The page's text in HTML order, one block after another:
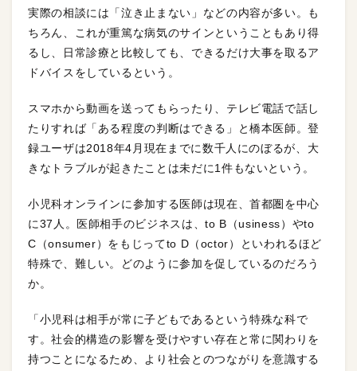
実際の相談には「泣き止まない」などの内容が多い。も
ちろん、これが重篤な病気のサインということもあり得
るし、日常診療と比較しても、できるだけ大事を取るア
ドバイスをしているという。
スマホから動画を送ってもらったり、テレビ電話で話し
たりすれば「ある程度の判断はできる」と橋本医師。登
録ユーザは2018年4月現在までに数千人にのぼるが、大
きなトラブルが起きたことは未だに1件もないという。
小児科オンラインに参加する医師は現在、首都圏を中心
に37人。医師相手のビジネスは、to B（usiness）やto
C（onsumer）をもじってto D（octor）といわれるほど
特殊で、難しい。どのように参加を促しているのだろう
か。
「小児科は相手が常に子どもであるという特殊な科で
す。社会的構造の影響を受けやすい存在と常に関わりを
持つことになるため、より社会とのつながりを意識する